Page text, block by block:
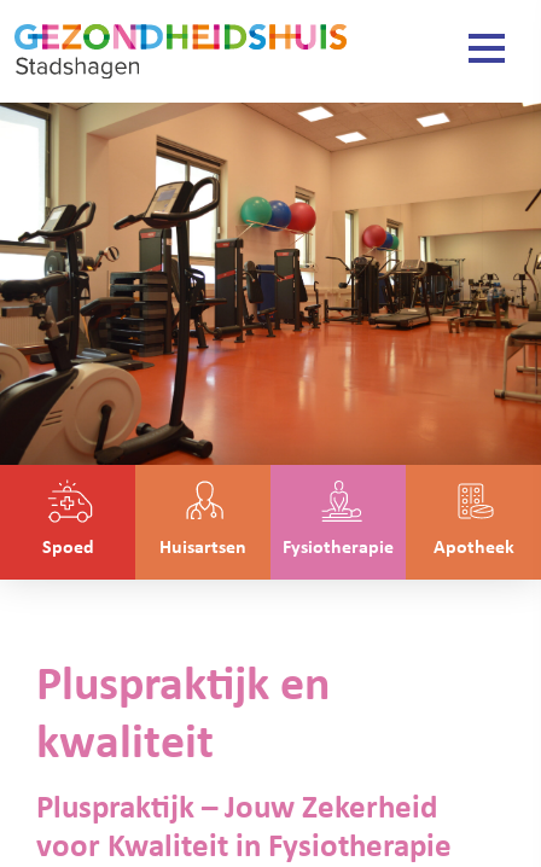
Spoed Huisartsen Fysiotherapie Apotheek
Pluspraktijk en
kwaliteit
Pluspraktijk – Jouw Zekerheid
voor Kwaliteit in Fysiotherapie